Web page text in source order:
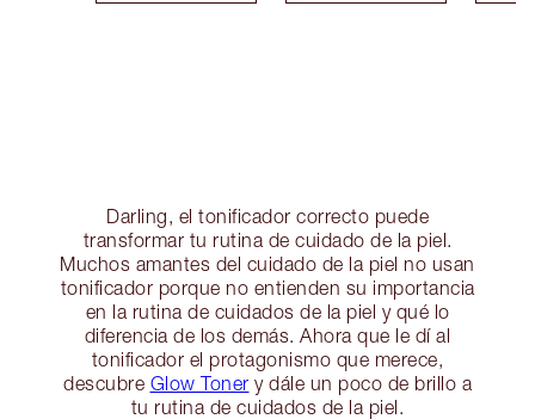
Darling, el tonificador correcto puede
transformar tu rutina de cuidado de la piel.
Muchos amantes del cuidado de la piel no usan
tonificador porque no entienden su importancia
en la rutina de cuidados de la piel y qué lo
diferencia de los demás. Ahora que le dí al
tonificador el protagonismo que merece,
descubre Glow Toner y dále un poco de brillo a
tu rutina de cuidados de la piel.